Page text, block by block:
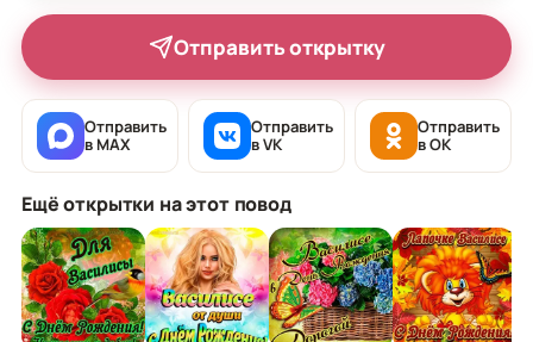
Отправить открытку
Отправить
в MAX
Отправить
в VK
Отправить
в OK
Ещё открытки на этот повод